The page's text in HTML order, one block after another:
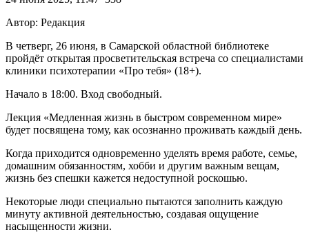
Автор: Редакция
В четверг, 26 июня, в Самарской областной библиотеке
пройдёт открытая просветительская встреча со специалистами
клиники психотерапии «Про тебя» (18+).
Начало в 18:00. Вход свободный.
Лекция «Медленная жизнь в быстром современном мире»
будет посвящена тому, как осознанно проживать каждый день.
Когда приходится одновременно уделять время работе, семье,
домашним обязанностям, хобби и другим важным вещам,
жизнь без спешки кажется недоступной роскошью.
Некоторые люди специально пытаются заполнить каждую
минуту активной деятельностью, создавая ощущение
насыщенности жизни.